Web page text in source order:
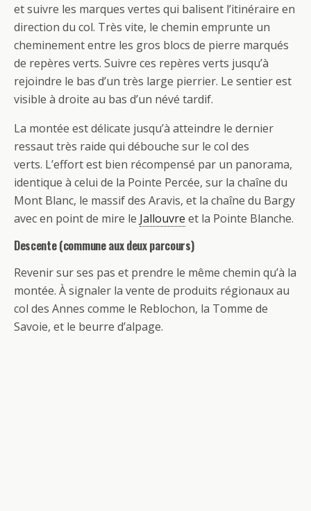
et suivre les marques vertes qui balisent l’itinéraire en
direction du col. Très vite, le chemin emprunte un
cheminement entre les gros blocs de pierre marqués
de repères verts. Suivre ces repères verts jusqu’à
rejoindre le bas d’un très large pierrier. Le sentier est
visible à droite au bas d’un névé tardif.
La montée est délicate jusqu’à atteindre le dernier
ressaut très raide qui débouche sur le col des
verts. L’effort est bien récompensé par un panorama,
identique à celui de la Pointe Percée, sur la chaîne du
Mont Blanc, le massif des Aravis, et la chaîne du Bargy
avec en point de mire le Jallouvre et la Pointe Blanche.
Descente (commune aux deux parcours)
Revenir sur ses pas et prendre le même chemin qu’à la
montée. À signaler la vente de produits régionaux au
col des Annes comme le Reblochon, la Tomme de
Savoie, et le beurre d’alpage.